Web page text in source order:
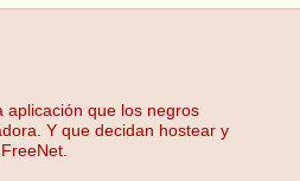
aplicación que los negros
Y que decidan hostear y